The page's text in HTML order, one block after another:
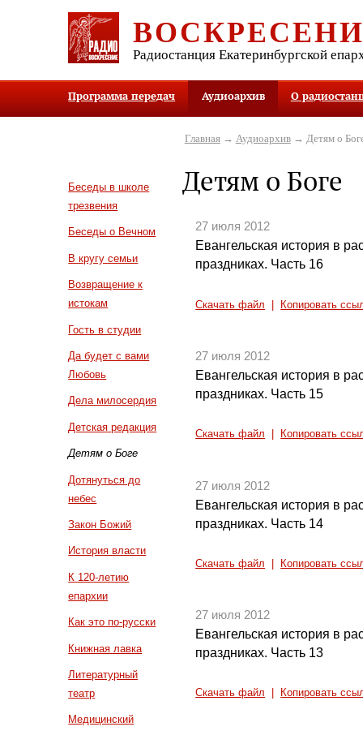
Радиостанция Екатеринбургской
Программа передач Аудиоархив О
Беседы в школе
трезвения
Беседы о Вечном
В кругу семьи
Возвращение к
истокам
Гость в студии
Да будет с вами
Любовь
Дела милосердия
Детская редакция
Детям о Боге
Дотянуться до
небес
Закон Божий
История власти
К 120-летию
епархии
Как это по-русски
Книжная лавка
Литературный
театр
Медицинский
Главная→ Аудиоархив→ Детям о
Детям о Боге
27 июля 2012
Евангельская история в
праздниках. Часть 16
Скачать файл Копировать
27 июля 2012
Евангельская история в
праздниках. Часть 15
Скачать файл Копировать
27 июля 2012
Евангельская история в
праздниках. Часть 14
Скачать файл Копировать
27 июля 2012
Евангельская история в
праздниках. Часть 13
Скачать файл Копировать